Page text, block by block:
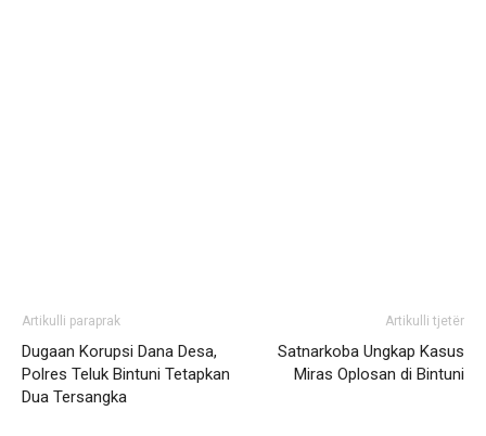
Artikulli paraprak
Dugaan Korupsi Dana Desa,
Polres Teluk Bintuni Tetapkan
Dua Tersangka
Artikulli tjetër
Satnarkoba Ungkap Kasus
Miras Oplosan di Bintuni